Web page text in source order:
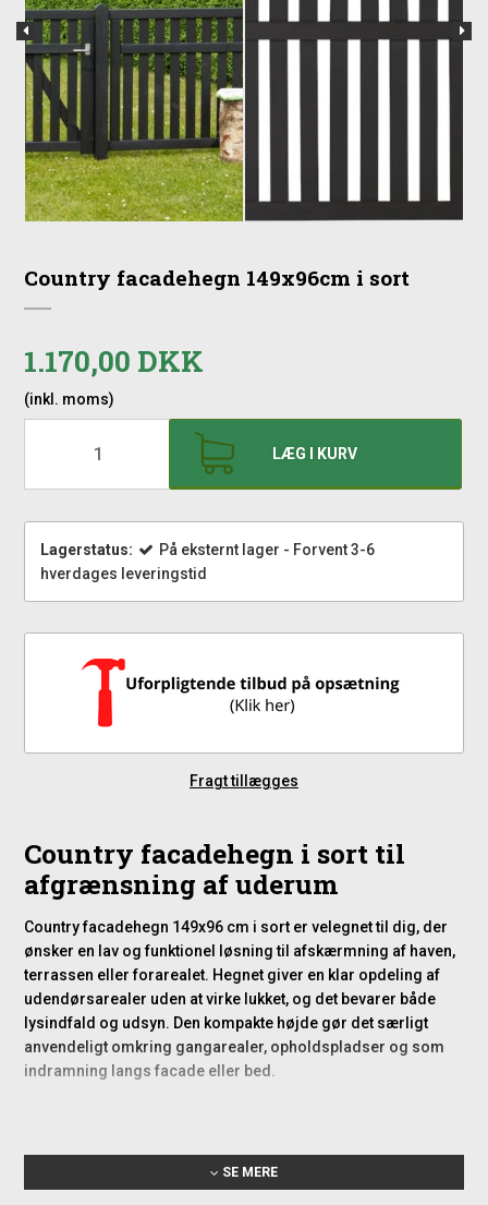
Country facadehegn 149x96cm i sort
1.170,00 DKK
(inkl. moms)
LÆG I KURV
Lagerstatus:
På eksternt lager - Forvent 3-6
hverdages leveringstid
Fragt tillægges
Country facadehegn i sort til
afgrænsning af uderum
Country facadehegn 149x96 cm i sort er velegnet til dig, der
ønsker en lav og funktionel løsning til afskærmning af haven,
terrassen eller forarealet. Hegnet giver en klar opdeling af
udendørsarealer uden at virke lukket, og det bevarer både
lysindfald og udsyn. Den kompakte højde gør det særligt
anvendeligt omkring gangarealer, opholdspladser og som
indramning langs facade eller bed.
Hegnet er fremstillet i fyr og gran og leveres grundbehandlet
med vandbaseret træbeskyttelse samt sort grundmaling.
SE MERE